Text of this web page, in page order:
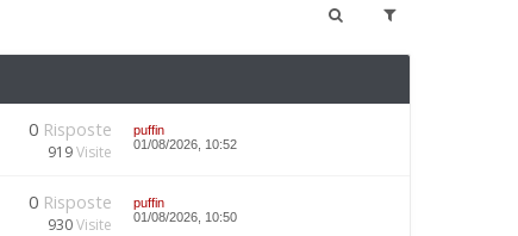
0 Risposte
919Visite
puffin
01/08/2026, 10:52
0 Risposte
930Visite
puffin
01/08/2026, 10:50